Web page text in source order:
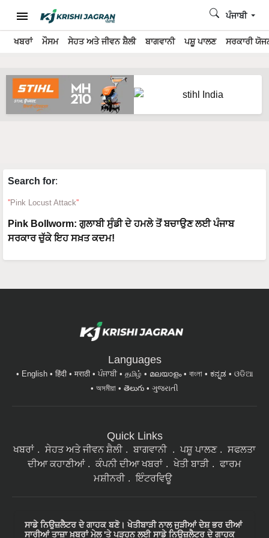
ਖਬਰਾਂ ਮੌਸਮ ਸੇਹਤ ਅਤੇ ਜੀਵਨ ਸ਼ੈਲੀ ਬਾਗਵਾਨੀ ਪਸ਼ੂ ਪਾਲਣ ਸਰਕਾਰੀ
ਪੰਜਾਬੀ
Search for:
Pink Locust Attack
Pink Bollworm: ਗੁਲਾਬੀ ਸੁੰਡੀ ਦੇ ਹਮਲੇ ਤੋਂ ਬਚਾਉਣ ਲਈ ਪੰਜਾਬ
ਸਰਕਾਰ ਚੁੱਕੇ ਇਹ ਸਖ਼ਤ ਕਦਮ!
Languages
English हिंदी मराठी ਪੰਜਾਬੀ தமிழ் മലയാളം বাংলা ಕನ್ನಡ
ଓଡିଆ
অসমীয়া
తెలుగు ગુજરાતી
Quick Links
ਖਬਰਾਂ ਸੇਹਤ ਅਤੇ ਜੀਵਨ ਸ਼ੈਲੀ ਬਾਗਵਾਨੀ ਪਸ਼ੂ ਪਾਲਣ
ਸਫਲਤਾ
ਦੀਆ ਕਹਾਣੀਆਂ
ਕੰਪਨੀ ਦੀਆ ਖਬਰਾਂ ਖੇਤੀ ਬਾੜੀ
ਫਾਰਮ
ਮਸ਼ੀਨਰੀ
ਇੰਟਰਵਿਊ
ਸਾਡੇ ਨਿਉਜ਼ਲੈਟਰ ਦੇ ਗਾਹਕ ਬਣੋ। ਖੇਤੀਬਾੜੀ ਨਾਲ ਜੁੜੀਆਂ ਦੇਸ਼ ਭਰ ਦੀਆਂ
ਸਾਰੀਆਂ ਤਾਜ਼ਾ ਖ਼ਬਰਾਂ ਮੇਲ 'ਤੇ ਪੜ੍ਹਨ ਲਈ ਸਾਡੇ ਨਿਉਜ਼ਲੈਟਰ ਦੇ ਗਾਹਕ